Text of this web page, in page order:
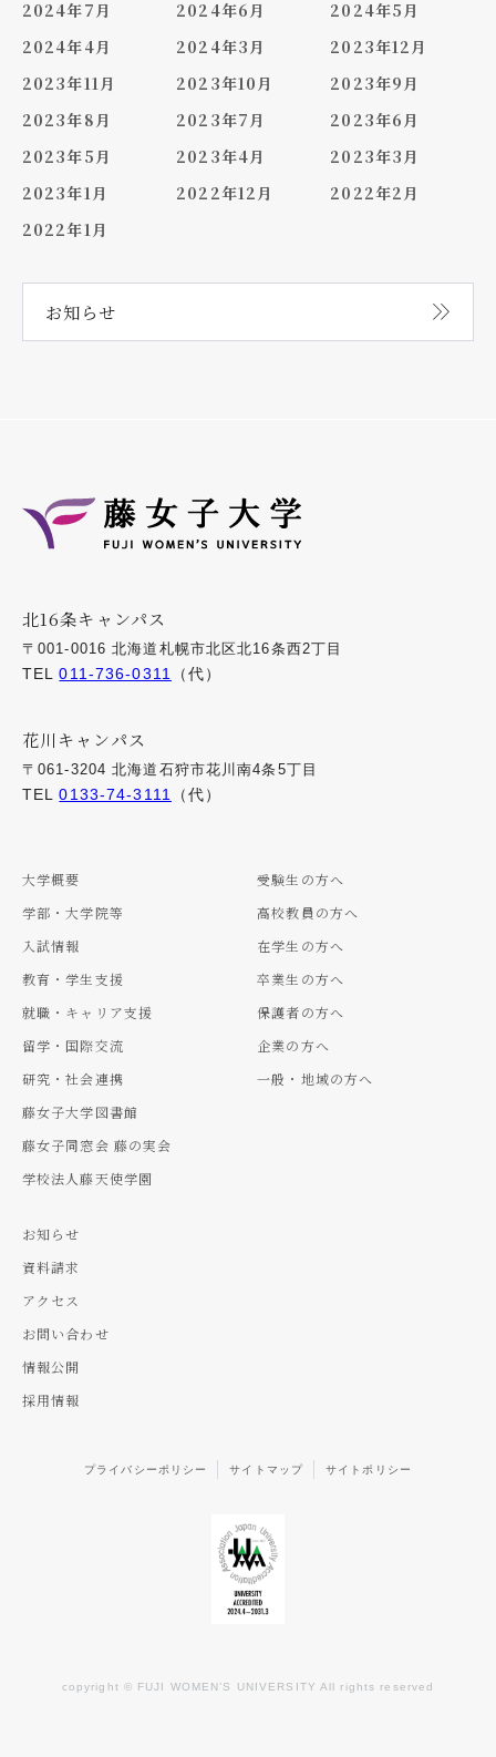
2024年7月
2024年6月
2024年5月
2024年4月
2024年3月
2023年12月
2023年11月
2023年10月
2023年9月
2023年8月
2023年7月
2023年6月
2023年5月
2023年4月
2023年3月
2023年1月
2022年12月
2022年2月
2022年1月
お知らせ
北16条キャンパス
〒001-0016 北海道札幌市北区北16条西2丁目
TEL011-736-0311 （代）
花川キャンパス
〒061-3204 北海道石狩市花川南4条5丁目
TEL0133-74-3111 （代）
大学概要
学部・大学院等
入試情報
教育・学生支援
就職・キャリア支援
留学・国際交流
研究・社会連携
藤女子大学図書館
藤女子同窓会 藤の実会
学校法人藤天使学園
受験生の方へ
高校教員の方へ
在学生の方へ
卒業生の方へ
保護者の方へ
企業の方へ
一般・地域の方へ
お知らせ
資料請求
アクセス
お問い合わせ
情報公開
採用情報
プライバシーポリシー サイトマップ サイトポリシー
copyright © FUJI WOMEN’S UNIVERSITY All rights reserved